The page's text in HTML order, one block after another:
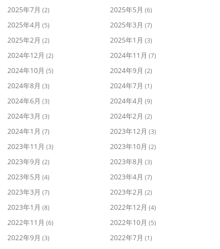
2025年7月 (2) 2025年5月 (6)
2025年4月 (5) 2025年3月 (7)
2025年2月 (2) 2025年1月 (3)
2024年12月 (2) 2024年11月 (7)
2024年10月 (5) 2024年9月 (2)
2024年8月 (3) 2024年7月 (1)
2024年6月 (3) 2024年4月 (9)
2024年3月 (3) 2024年2月 (2)
2024年1月 (7) 2023年12月 (3)
2023年11月 (3) 2023年10月 (2)
2023年9月 (2) 2023年8月 (3)
2023年5月 (4) 2023年4月 (7)
2023年3月 (7) 2023年2月 (2)
2023年1月 (8) 2022年12月 (4)
2022年11月 (6) 2022年10月 (5)
2022年9月 (3) 2022年7月 (1)